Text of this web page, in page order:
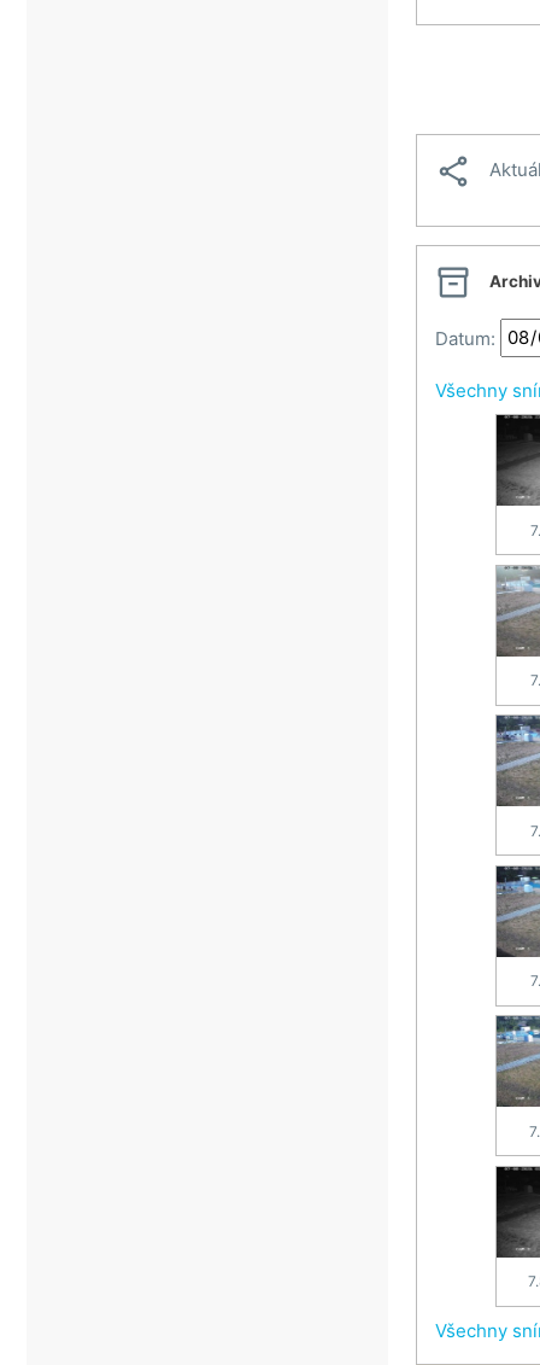


Datum:
Všechny
Všechny